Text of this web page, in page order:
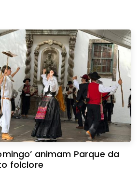
animam Parque da
folclore